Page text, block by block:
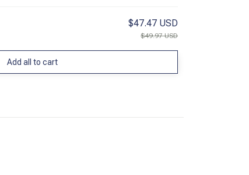
$47.47 USD
$49.97 USD
Add all to cart